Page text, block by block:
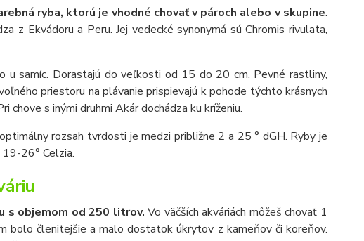
ryba, ktorú je vhodné chovať v pároch alebo v skupine.
z Ekvádoru a Peru. Jej vedecké synonymá sú Chromis rivulata,
u samíc. Dorastajú do veľkosti od 15 do 20 cm. Pevné rastliny,
priestoru na plávanie prispievajú k pohode týchto krásnych
chove s inými druhmi Akár dochádza ku kríženiu.
rozsah tvrdosti je medzi približne 2 a 25 ° dGH. Ryby je
26° Celzia.
s objemom od 250 litrov. Vo väčších akváriách môžeš chovať 1
bolo členitejšie a malo dostatok úkrytov z kameňov či koreňov.